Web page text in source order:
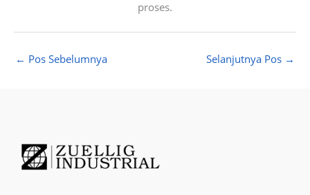
proses.
← Pos Sebelumnya Selanjutnya Pos →